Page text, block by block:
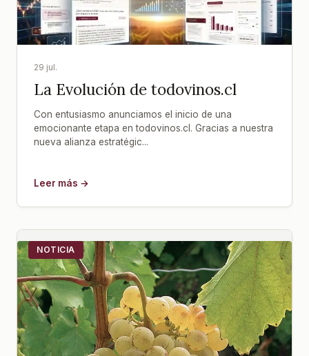
29 jul.
La Evolución de todovinos.cl
Con entusiasmo anunciamos el inicio de una
emocionante etapa en todovinos.cl. Gracias a nuestra
nueva alianza estratégic...
Leer más →
NOTICIA